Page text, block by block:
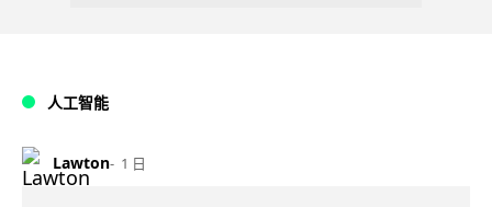
人工智能
Lawton 1 日